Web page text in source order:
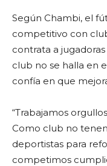
Según Chambi, el
competitivo con
contrata a
club no se halla en
confía en que
“Trabajamos
Como club no
deportistas para
competimos